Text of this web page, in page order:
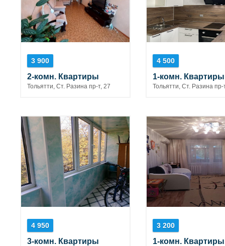
3 900
2-комн. Квартиры
Тольятти, Ст. Разина пр-т, 27
4 500
1-комн. Квартиры
Тольятти, Ст. Разина пр-
4 950
3-комн. Квартиры
3 200
1-комн. Квартиры